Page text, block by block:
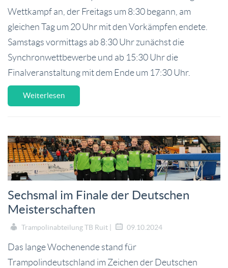
Wettkampf an, der Freitags um 8:30 begann, am
gleichen Tag um 20 Uhr mit den Vorkämpfen endete.
Samstags vormittags ab 8:30 Uhr zunächst die
Synchronwettbewerbe und ab 15:30 Uhr die
Finalveranstaltung mit dem Ende um 17:30 Uhr.
Weiterlesen
Sechsmal im Finale der Deutschen
Meisterschaften
Trampolinabteilung TB Ruit | 09.10.2024
Das lange Wochenende stand für
Trampolindeutschland im Zeichen der Deutschen